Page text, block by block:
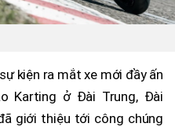
kiện ra mắt xe mới đầy ấn
Karting ở Đài Trung, Đài
giới thiệu tới công chúng